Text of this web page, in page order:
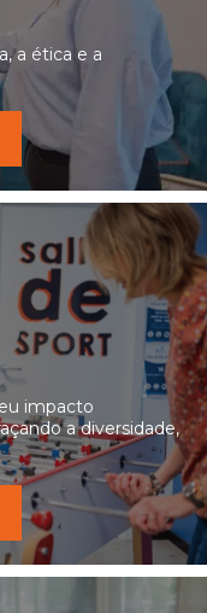
a ética e a
impacto
a diversidade,